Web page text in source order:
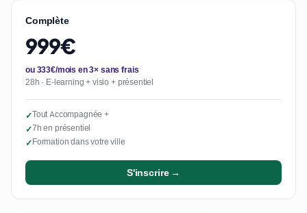
Complète
999€
ou 333€/mois en 3× sans frais
28h · E-learning + visio + présentiel
✓Tout Accompagnée +
✓7h en présentiel
✓Formation dans votre ville
S'inscrire →